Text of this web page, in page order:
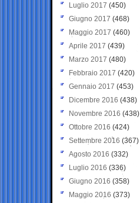
Luglio 2017 (450)
Giugno 2017 (468)
Maggio 2017 (460)
Aprile 2017 (439)
Marzo 2017 (480)
Febbraio 2017 (420)
Gennaio 2017 (453)
Dicembre 2016 (438)
Novembre 2016 (438)
Ottobre 2016 (424)
Settembre 2016 (367)
Agosto 2016 (332)
Luglio 2016 (336)
Giugno 2016 (358)
Maggio 2016 (373)